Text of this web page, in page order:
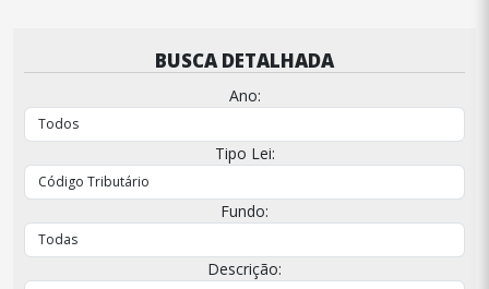
BUSCA DETALHADA
Ano:
Tipo Lei:
Fundo:
Descrição: